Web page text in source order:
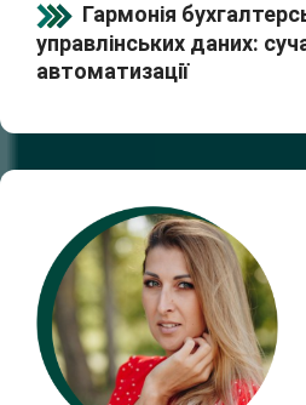
Гармонія
управлінських даних:
автоматизації